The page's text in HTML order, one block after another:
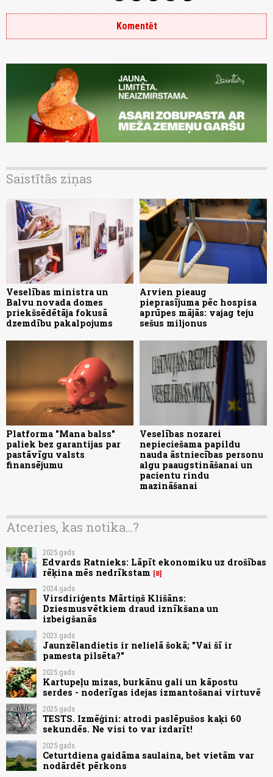
Komentēt
Saistītās ziņas
Veselības ministra un
Balvu novada domes
priekšsēdētāja fokusā
dzemdību pakalpojums
Arvien pieaug
pieprasījuma pēc hospisa
aprūpes mājās: vajag teju
sešus miljonus
Platforma "Mana balss"
paliek bez garantijas par
pastāvīgu valsts
finansējumu
Veselības nozarei
nepieciešama papildu
nauda āstniecības personu
algu paaugstināšanai un
pacientu rindu
mazināšanai
Atceries, kas notika...?
2025.gads
Edvards Ratnieks: Lāpīt ekonomiku uz drošības
rēķina mēs nedrīkstam
8
2024.gads
Virsdiriģents Mārtiņš Klišāns:
Dziesmusvētkiem draud iznīkšana un
izbeigšanās
2023.gads
Jaunzēlandietis ir nelielā šokā; "Vai šī ir
pamesta pilsēta?"
2025.gads
Kartupeļu mizas, burkānu gali un kāpostu
serdes - noderīgas idejas izmantošanai virtuvē
2025.gads
TESTS. Izmēģini: atrodi paslēpušos kaķi 60
sekundēs. Ne visi to var izdarīt!
2025.gads
Ceturtdiena gaidāma saulaina, bet vietām var
nodārdēt pērkons